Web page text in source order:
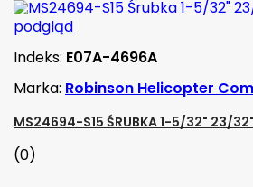
podgląd
Indeks: E07A-4696A
Marka: Robinson Helicopter
MS24694-S15 ŚRUBKA 1-5/32" 23/32"
(0)